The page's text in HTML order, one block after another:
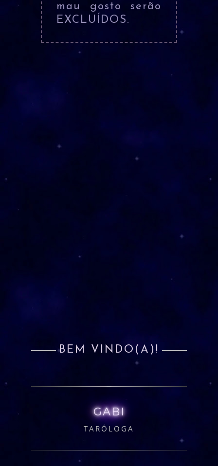
mau gosto serão
EXCLUÍDOS.
BEM VINDO(A)!
GABI
TARÓLOGA